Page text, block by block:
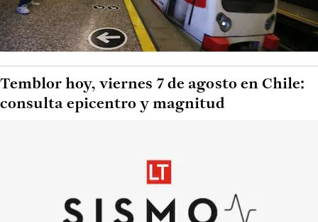
Temblor hoy, viernes 7 de agosto en Chile:
consulta epicentro y magnitud